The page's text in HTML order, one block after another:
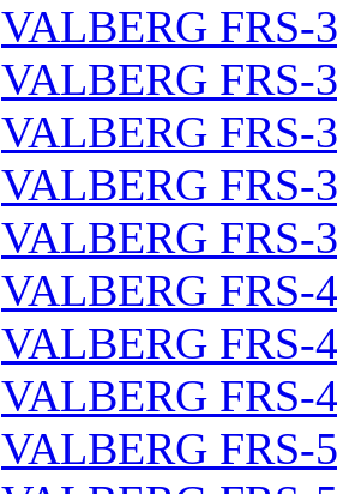
VALBERG FRS-
VALBERG FRS-
VALBERG FRS-
VALBERG FRS-
VALBERG FRS-
VALBERG FRS-
VALBERG FRS-
VALBERG FRS-
VALBERG FRS-